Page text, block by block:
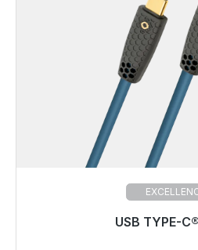
USB TYPE-
Klaar voor onmiddellijke